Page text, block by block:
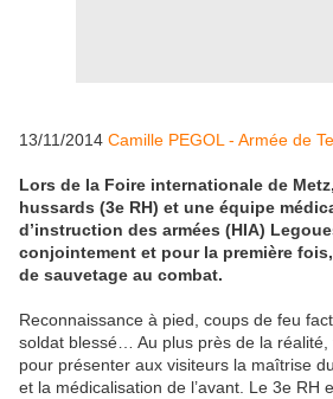
13/11/2014 Camille PEGOL - Armée de
Lors de la Foire internationale de
hussards (3e RH) et une équipe
d’instruction des armées (HIA)
conjointement et pour la première
de sauvetage au combat.
Reconnaissance à pied, coups de feu
soldat blessé… Au plus près de la
pour présenter aux visiteurs la maîtrise
et la médicalisation de l’avant. Le 3e RH